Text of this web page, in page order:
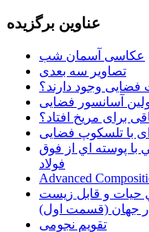
عناوین برگزیده
عکاسی آسمان شب
تصاویر سه بعدی
فضایی وجود دارند؟
آسانسور فضایی
برای مریخ افتاد؟
با پوسته اي از فوق
فولاد
Advanced
حيات و قابل زيست
جهان (قسمت اول)
تقویم نجومی